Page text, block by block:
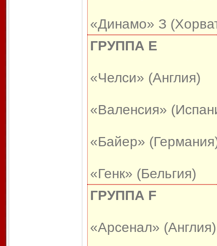
«Динамо» З
ГРУППА Е
«Челси» (Англия)
«Валенсия»
«Байер»
«Генк» (Бельгия)
ГРУППА F
«Арсенал» (Англия)